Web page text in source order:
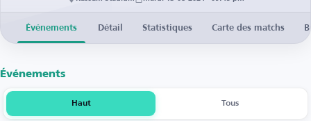
Événements Détail Statistiques Carte des matchs
Événements
Haut Tous